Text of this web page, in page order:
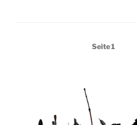
Seitennummerierung
Seite1